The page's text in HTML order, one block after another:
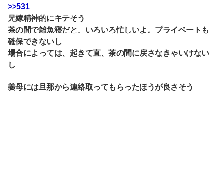
>>531
兄嫁精神的にキテそう
茶の間で雑魚寝だと、いろいろ忙しいよ。プライベートも
確保できないし
場合によっては、起きて直、茶の間に戻さなきゃいけない
し
義母には旦那から連絡取ってもらったほうが良さそう